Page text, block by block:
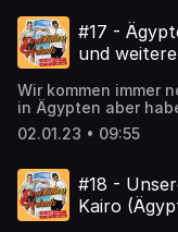
for more#17 -
und
Wir kommen immer
in Ägypten aber
man sich in der
River und vor allem:
information.
02.01.23 • 09:55
#18 -
Kairo